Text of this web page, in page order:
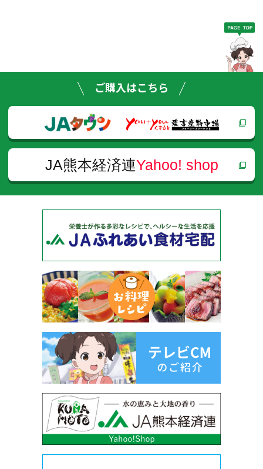
ゲー
ショ
ン
ご購入はこちら
JA熊本経済連Yahoo! shop